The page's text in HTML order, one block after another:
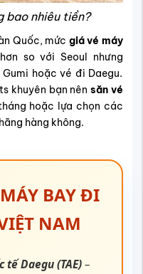
bao nhiêu tiền?
Quốc, mức giá vé máy
so với Seoul nhưng
hoặc vé đi Daegu.
khuyên bạn nên săn vé
hoặc lựa chọn các
hàng không.
BAY ĐI
NAM
tế Daegu (TAE)–